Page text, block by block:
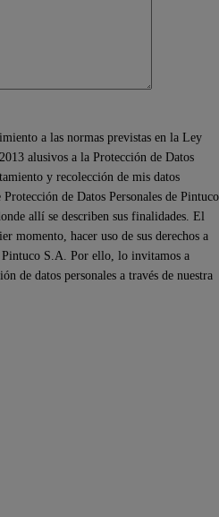
a las normas previstas en la Ley
alusivos a la Protección de Datos
y recolección de mis datos
de Datos Personales de Pintuco
allí se describen sus finalidades. El
momento, hacer uso de sus derechos a
Pintuco S.A. Por ello, lo invitamos a
de datos personales a través de nuestra